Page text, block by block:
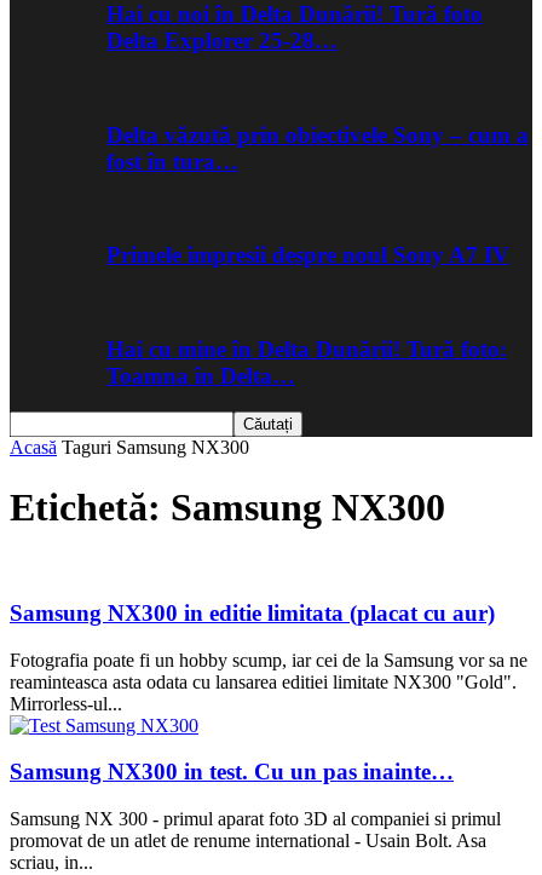
Hai cu noi în Delta Dunării! Tură foto
Delta Explorer 25-28…
Delta văzută prin obiectivele Sony – cum a
fost în tura…
Primele impresii despre noul Sony A7 IV
Hai cu mine în Delta Dunării! Tură foto:
Toamna în Delta…
Acasă Taguri Samsung NX300
Etichetă: Samsung NX300
Samsung NX300 in editie limitata (placat cu aur)
Fotografia poate fi un hobby scump, iar cei de la Samsung vor sa ne
reaminteasca asta odata cu lansarea editiei limitate NX300 "Gold".
Mirrorless-ul...
Samsung NX300 in test. Cu un pas inainte…
Samsung NX 300 - primul aparat foto 3D al companiei si primul
promovat de un atlet de renume international - Usain Bolt. Asa
scriau, in...